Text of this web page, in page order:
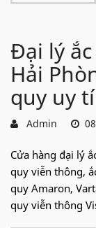
Đại lý
Hải
quy uy
Admin
Cửa hàng đại lý
quy viễn thông,
quy Amaron,
quy viễn thông